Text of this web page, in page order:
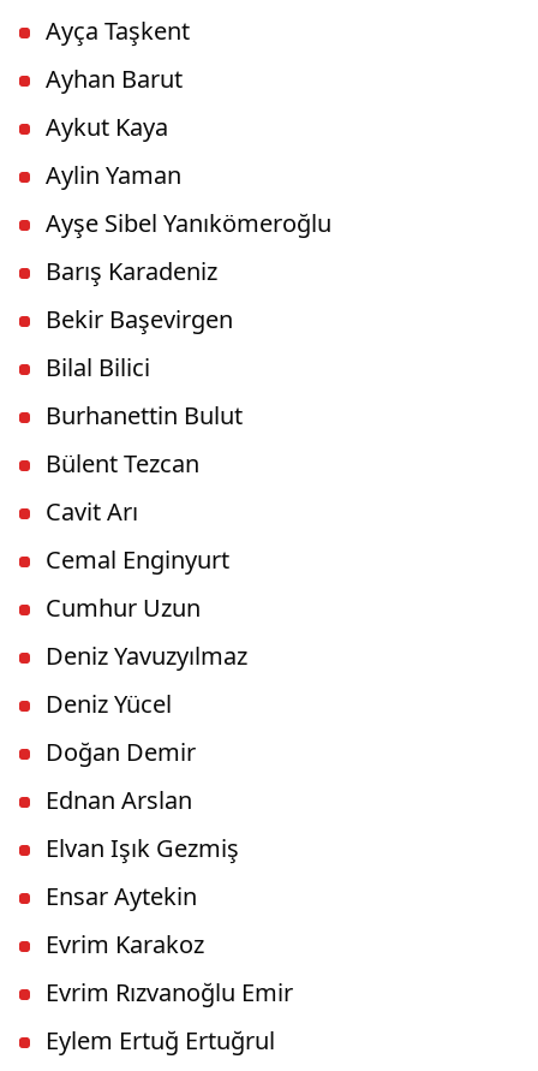
Ayça Taşkent
Ayhan Barut
Aykut Kaya
Aylin Yaman
Ayşe Sibel Yanıkömeroğlu
Barış Karadeniz
Bekir Başevirgen
Bilal Bilici
Burhanettin Bulut
Bülent Tezcan
Cavit Arı
Cemal Enginyurt
Cumhur Uzun
Deniz Yavuzyılmaz
Deniz Yücel
Doğan Demir
Ednan Arslan
Elvan Işık Gezmiş
Ensar Aytekin
Evrim Karakoz
Evrim Rızvanoğlu Emir
Eylem Ertuğ Ertuğrul